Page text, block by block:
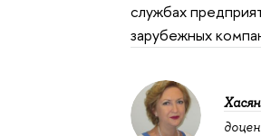
службах
зарубежных